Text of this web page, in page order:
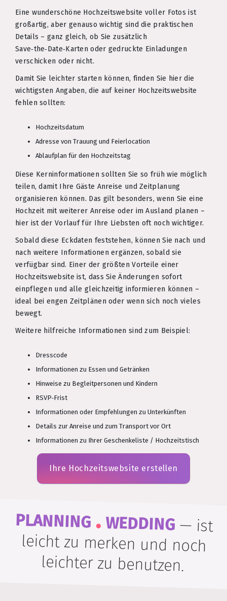
Eine wunderschöne Hochzeitswebsite voller Fotos ist
großartig, aber genauso wichtig sind die praktischen
Details – ganz gleich, ob Sie zusätzlich
Save‑the‑Date‑Karten oder gedruckte Einladungen
verschicken oder nicht.
Damit Sie leichter starten können, finden Sie hier die
wichtigsten Angaben, die auf keiner Hochzeitswebsite
fehlen sollten:
Hochzeitsdatum
Adresse von Trauung und Feierlocation
Ablaufplan für den Hochzeitstag
Diese Kerninformationen sollten Sie so früh wie möglich
teilen, damit Ihre Gäste Anreise und Zeitplanung
organisieren können. Das gilt besonders, wenn Sie eine
Hochzeit mit weiterer Anreise oder im Ausland planen –
hier ist der Vorlauf für Ihre Liebsten oft noch wichtiger.
Sobald diese Eckdaten feststehen, können Sie nach und
nach weitere Informationen ergänzen, sobald sie
verfügbar sind. Einer der größten Vorteile einer
Hochzeitswebsite ist, dass Sie Änderungen sofort
einpflegen und alle gleichzeitig informieren können –
ideal bei engen Zeitplänen oder wenn sich noch vieles
bewegt.
Weitere hilfreiche Informationen sind zum Beispiel:
Dresscode
Informationen zu Essen und Getränken
Hinweise zu Begleitpersonen und Kindern
RSVP‑Frist
Informationen oder Empfehlungen zu Unterkünften
Details zur Anreise und zum Transport vor Ort
Informationen zu Ihrer Geschenkeliste / Hochzeitstisch
Ihre Hochzeitswebsite erstellen
PLANNING . WEDDING— ist
leicht zu merken und noch
leichter zu benutzen.